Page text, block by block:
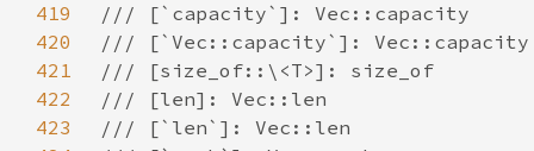
419
420
421
422
423